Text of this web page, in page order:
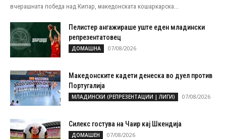
вчерашната победа над Кипар, македонската кошаркарска...
Пелистер ангажираше уште еден младински
репрезентатовец
ДОМАШНА 07/08/2026
Македонските кадети денеска во дуел против
Португалија
МЛАДИНСКИ (РЕПРЕЗЕНТАЦИИ | ЛИГИ) 07/08/2026
Силекс гостува на Чаир кај Шкендија
ДОМАШЕН 07/08/2026